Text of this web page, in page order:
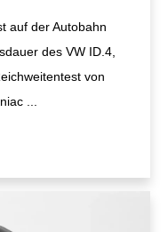
auf der Autobahn
des VW ID.4,
von